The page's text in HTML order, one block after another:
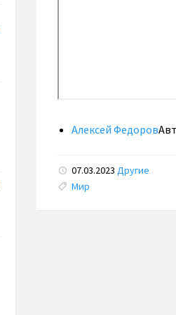
Алексей Федоров
07.03.2023 Другие
Tags:
Мир